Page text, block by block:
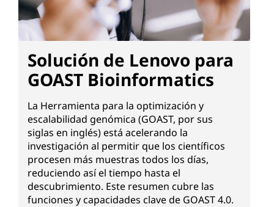
Solución de Lenovo para
GOAST Bioinformatics
La Herramienta para la optimización y
escalabilidad genómica (GOAST, por sus
siglas en inglés) está acelerando la
investigación al permitir que los científicos
procesen más muestras todos los días,
reduciendo así el tiempo hasta el
descubrimiento. Este resumen cubre las
funciones y capacidades clave de GOAST 4.0.